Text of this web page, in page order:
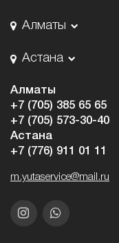
Алматы
Астана
Алматы
+7 (705) 385 65 65
+7 (705) 573-30-40
Астана
+7 (776) 911 01 11
m.yutaservice@mail.ru